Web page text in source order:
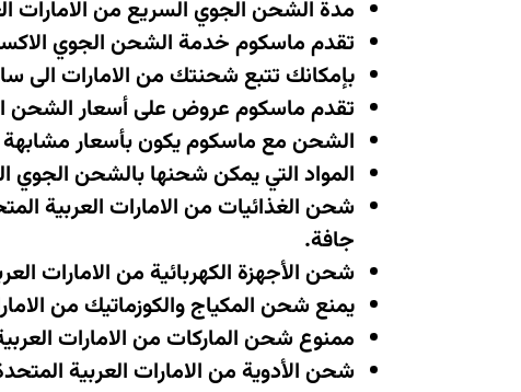
مدة الشحن الجوي السريع من الامارات
تقدم ماسكوم خدمة الشحن الجوي
بإمكانك تتبع شحنتك من الامارات الى
تقدم ماسكوم عروض على أسعار الشحن
الشحن مع ماسكوم يكون بأسعار مشابهة
المواد التي يمكن شحنها بالشحن الجوي
شحن الغذائيات من الامارات العربية
جافة.
شحن الأجهزة الكهربائية من الامارات
يمنع شحن المكياج والكوزماتيك من
ممنوع شحن الماركات من الامارات
شحن الأدوية من الامارات العربية